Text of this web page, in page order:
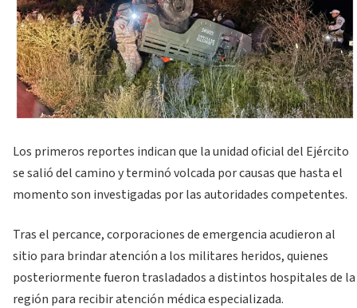
Los primeros reportes indican que la unidad oficial del Ejército
se salió del camino y terminó volcada por causas que hasta el
momento son investigadas por las autoridades competentes.
Tras el percance, corporaciones de emergencia acudieron al
sitio para brindar atención a los militares heridos, quienes
posteriormente fueron trasladados a distintos hospitales de la
región para recibir atención médica especializada.